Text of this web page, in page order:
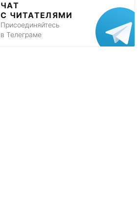
ЧАТ
С ЧИТАТЕЛЯМИ
Присоединяйтесь
в Телеграме